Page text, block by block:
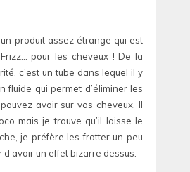
un produit assez étrange qui est
pour les cheveux ! De la
c’est un tube dans lequel il y
fluide qui permet d’éliminer les
avoir sur vos cheveux. Il
mais je trouve qu’il laisse le
je préfère les frotter un peu
un effet bizarre dessus.